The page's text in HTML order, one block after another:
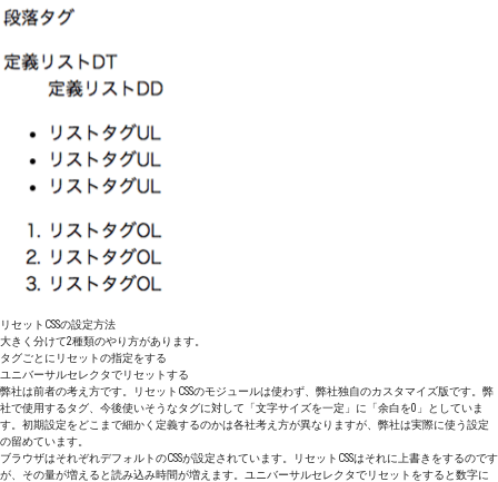
リセットCSSの設定方法
大きく分けて2種類のやり方があります。
タグごとにリセットの指定をする
ユニバーサルセレクタでリセットする
弊社は前者の考え方です。リセットCSSのモジュールは使わず、弊社独自のカスタマイズ版です。弊
社で使用するタグ、今後使いそうなタグに対して「文字サイズを一定」に「余白を0」としていま
す。初期設定をどこまで細かく定義するのかは各社考え方が異なりますが、弊社は実際に使う設定
の留めています。
ブラウザはそれぞれデフォルトのCSSが設定されています。リセットCSSはそれに上書きをするのです
が、その量が増えると読み込み時間が増えます。ユニバーサルセレクタでリセットをすると数字に